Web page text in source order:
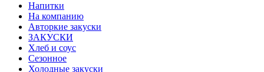
Напитки
На компанию
Авторкие закуски
ЗАКУСКИ
Хлеб и соус
Сезонное
Холодные закуски